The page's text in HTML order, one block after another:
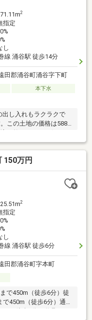
2
指定
し
線 涌谷駅 徒歩14分
田郡涌谷町涌谷字下町
本下水
し入れもラクラクで
この土地の価格は588
も整っており、住まい
田郡涌谷町エリアの不
せください。お客様の
150万円
2
指定
し
線 涌谷駅 徒歩6分
田郡涌谷町字本町
で450m（徒歩6分）徒
450m（徒歩6分）通勤